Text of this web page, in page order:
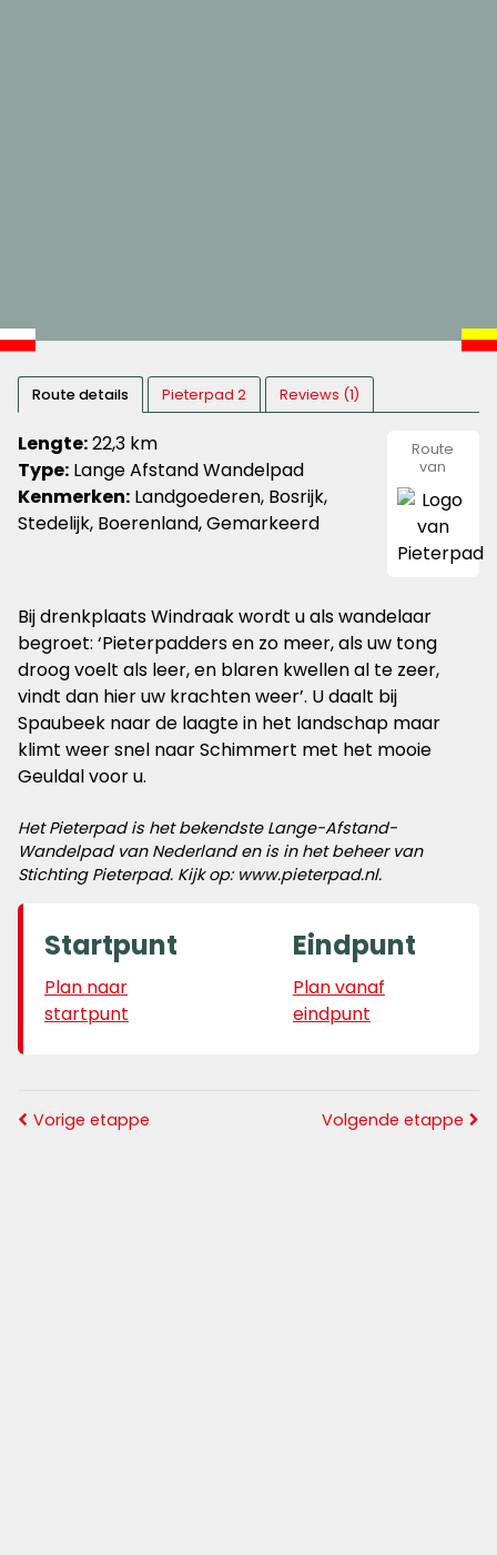
Route details Pieterpad 2 Reviews (1)
Lengte:22,3 km
Type: Lange Afstand Wandelpad
Kenmerken: Landgoederen, Bosrijk,
Stedelijk, Boerenland, Gemarkeerd
Route
van
Bij drenkplaats Windraak wordt u als wandelaar
begroet: ‘Pieterpadders en zo meer, als uw tong
droog voelt als leer, en blaren kwellen al te zeer,
vindt dan hier uw krachten weer’. U daalt bij
Spaubeek naar de laagte in het landschap maar
klimt weer snel naar Schimmert met het mooie
Geuldal voor u.
Het Pieterpad is het bekendste Lange-Afstand-
Wandelpad van Nederland en is in het beheer van
Stichting Pieterpad. Kijk op: www.pieterpad.nl.
Startpunt
Plan naar
startpunt
Eindpunt
Plan vanaf
eindpunt
Vorige etappe Volgende etappe